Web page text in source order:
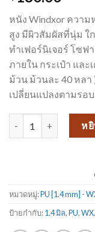
หนัง Windxor ความ
สูง มีผิวสัมผัสที่นุ่ม ใ
ทำเฟอร์นิเจอร์ โซฟ
ภายใน กระเป๋า แล
ม้วน ม้วนละ 40 หล
เปลี่ยนแปลงตามรอ
จำนวน หนังเทียมเฟอ
ห
หมวดหมู่:PU [1.4 mm] -
ป้ายกำกับ:1.4 มิล,PU,WX,